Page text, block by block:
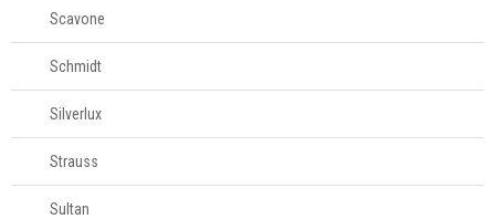
Scavone
Schmidt
Silverlux
Strauss
Sultan